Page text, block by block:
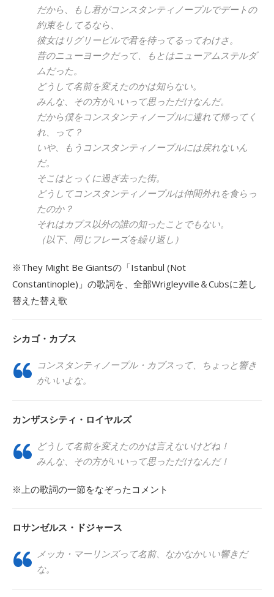
だから、もし君がコンスタンティノープルでデートの
約束をしてるなら、
彼女はリグリービルで君を待ってるってわけさ。
昔のニューヨークだって、もとはニューアムステルダ
ムだった。
どうして名前を変えたのかは知らない。
みんな、その方がいいって思っただけなんだ。
だから僕をコンスタンティノープルに連れて帰ってく
れ、って？
いや、もうコンスタンティノープルには戻れないん
だ。
そこはとっくに過ぎ去った街。
どうしてコンスタンティノープルは仲間外れを食らっ
たのか？
それはカブス以外の誰の知ったことでもない。
（以下、同じフレーズを繰り返し）
※They Might Be Giantsの「Istanbul (Not
Constantinople)」の歌詞を、全部Wrigleyville＆Cubsに差し
替えた替え歌
シカゴ・カブス
コンスタンティノープル・カブスって、ちょっと響き
がいいよな。
カンザスシティ・ロイヤルズ
どうして名前を変えたのかは言えないけどね！
みんな、その方がいいって思っただけなんだ！
※上の歌詞の一節をなぞったコメント
ロサンゼルス・ドジャース
メッカ・マーリンズって名前、なかなかいい響きだ
な。